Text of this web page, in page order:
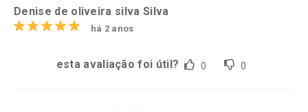
Denise de oliveira silva Silva
há 2 anos
esta avaliação foi útil? 0 0